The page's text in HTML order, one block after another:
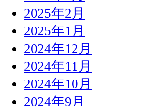
2025年2月
2025年1月
2024年12月
2024年11月
2024年10月
2024年9月